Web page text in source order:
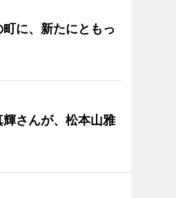
に、新たにともっ
さんが、松本山雅